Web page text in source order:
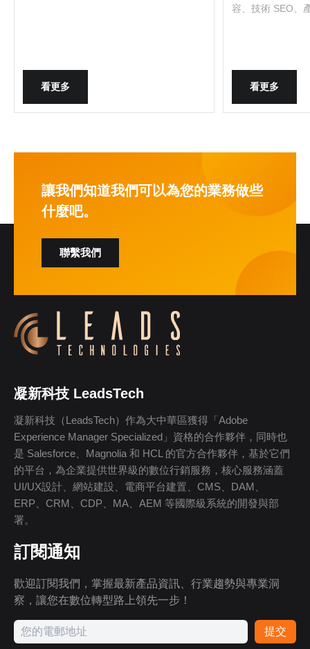
看更多
容、技術 SEO、
看更多
讓我們知道我們可以為您的業務做些
什麼吧。
聯繫我們
凝新科技 LeadsTech
凝新科技（LeadsTech）作為大中華區獲得「Adobe
Experience Manager Specialized」資格的合作夥伴，同時也
是 Salesforce、Magnolia 和 HCL 的官方合作夥伴，基於它們
的平台，為企業提供世界級的數位行銷服務，核心服務涵蓋
UI/UX設計、網站建設、電商平台建置、CMS、DAM、
ERP、CRM、CDP、MA、AEM 等國際級系統的開發與部
署。
訂閱通知
歡迎訂閱我們，掌握最新產品資訊、行業趨勢與專業洞
察，讓您在數位轉型路上領先一步！
提交